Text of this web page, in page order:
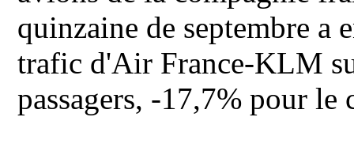
quinzaine de septembre a
trafic d'Air France-KLM
passagers, -17,7% pour